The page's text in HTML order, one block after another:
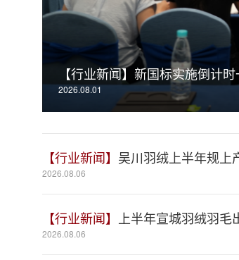
【行业新闻】 新国标实施倒计时
2026.08.01
【行业新闻】 吴川羽绒上半年规上
2026.08.06
【行业新闻】 上半年宣城羽绒羽
2026.08.06